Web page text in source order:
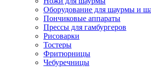
Оборудование для шаурмы и
Пончиковые аппараты
Прессы для гамбургеров
Рисоварки
Тостеры
Фритюрницы
Чебуречницы